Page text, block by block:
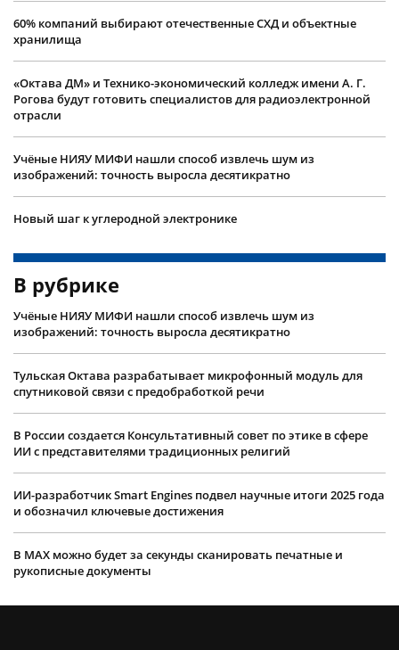
60% компаний выбирают отечественные СХД и объектные
хранилища
«Октава ДМ» и Технико-экономический колледж имени А. Г.
Рогова будут готовить специалистов для радиоэлектронной
отрасли
Учëные НИЯУ МИФИ нашли способ извлечь шум из
изображений: точность выросла десятикратно
Новый шаг к углеродной электронике
В рубрике
Учëные НИЯУ МИФИ нашли способ извлечь шум из
изображений: точность выросла десятикратно
Тульская Октава разрабатывает микрофонный модуль для
спутниковой связи с предобработкой речи
В России создается Консультативный совет по этике в сфере
ИИ с представителями традиционных религий
ИИ-разработчик Smart Engines подвел научные итоги 2025 года
и обозначил ключевые достижения
В MAX можно будет за секунды сканировать печатные и
рукописные документы